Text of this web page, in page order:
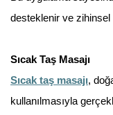
desteklenir ve zihinsel
Sıcak Taş Masajı
Sıcak taş masajı,
kullanılmasıyla